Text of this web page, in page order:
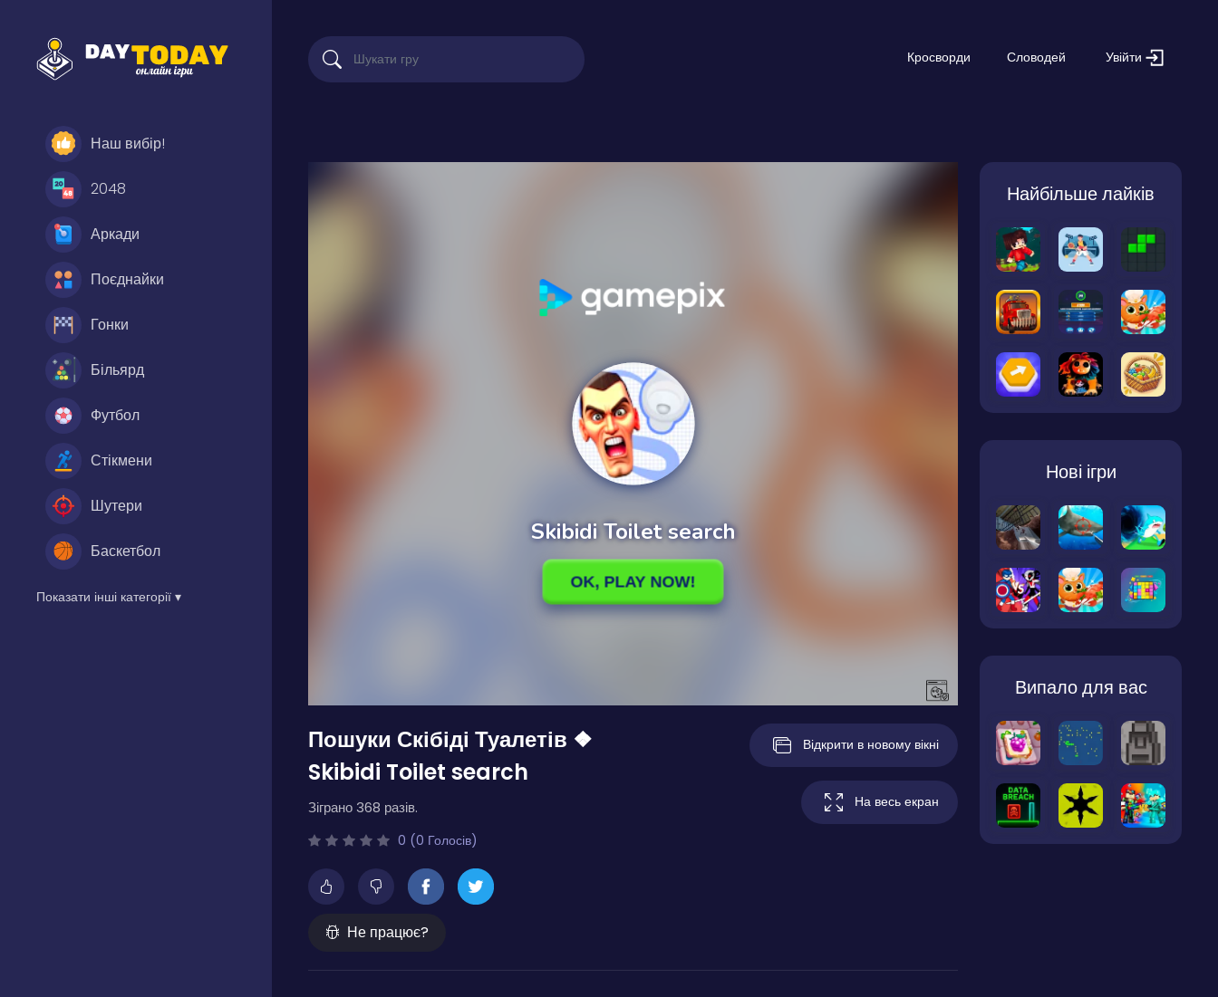
Наш вибір!
2048
Аркади
Поєднайки
Гонки
Більярд
Футбол
Стікмени
Шутери
Баскетбол
Показати інші категорії ▾
Кросворди Словодей Увійти
Пошуки Скібіді Туалетів ❖
Skibidi Toilet search
Зіграно 368 разів.
0 (0 Голосів)
Не працює?
Відкрити в новому вікні
На весь екран
Найбільше лайків
Нові ігри
Випало для вас